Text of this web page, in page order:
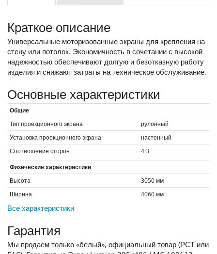
Краткое описание
Универсальные моторизованные экраны для крепления на
стену или потолок. Экономичность в сочетании с высокой
надежностью обеспечивают долгую и безотказную работу
изделия и снижают затраты на техническое обслуживание.
Основные характеристики
Общие
Тип проекционного экрана
рулонный
Установка проекционного экрана
настенный
Соотношение сторон
4:3
Физические характеристики
Высота
3050мм
Ширина
4060мм
Все характеристики
Гарантия
Мы продаем только «белый», официальный товар (РСТ или